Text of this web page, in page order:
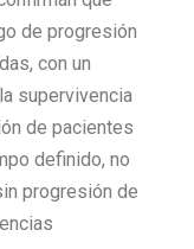
de progresión
con un
supervivencia
de pacientes
definido, no
progresión de